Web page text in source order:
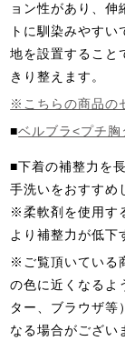
ョン性があり、伸
トに馴染みやす
地を設置すること
きり整えます。
※こちらの商品の
■ベルブラ<プチ胸
■下着の補整力を
手洗いをおすすめ
※柔軟剤を使用す
より補整力が低下
※ご覧頂いている
の色に近くなるよ
ター、ブラウザ等
なる場合がござい